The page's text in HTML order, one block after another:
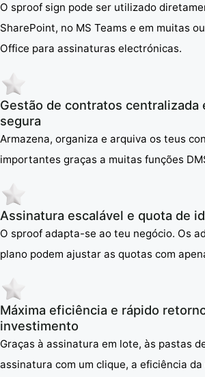
O sproof sign pode ser utilizado
SharePoint, no MS Teams e em muitas
Office para assinaturas electrónicas.
Gestão de contratos centralizada
segura
Armazena, organiza e arquiva os teus
importantes graças a muitas funções
Assinatura escalável e quota de
O sproof adapta-se ao teu negócio. Os
plano podem ajustar as quotas com
Máxima eficiência e rápido
investimento
Graças à assinatura em lote, às pastas
assinatura com um clique, a eficiência